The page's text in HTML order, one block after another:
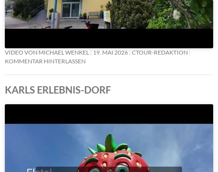
VIDEO VON MICHAEL WENKEL 19. MAI 2026 CTOUR-REDAKTION
KOMMENTAR HINTERLASSEN
KARLS ERLEBNIS-DORF